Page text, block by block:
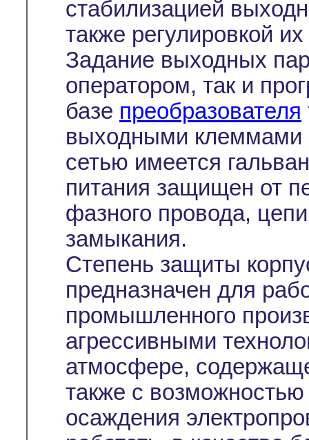
стабилизацией
также регулировкой
Задание выходных
оператором, так и
базе преобразователя
выходными клеммами
сетью имеется
питания защищен от
фазного провода, цепи
замыкания.
Степень защиты
предназначен для
промышленного
агрессивными
атмосфере,
также с
осаждения